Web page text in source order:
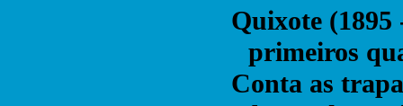
Quixote (1895
primeiros
Conta as